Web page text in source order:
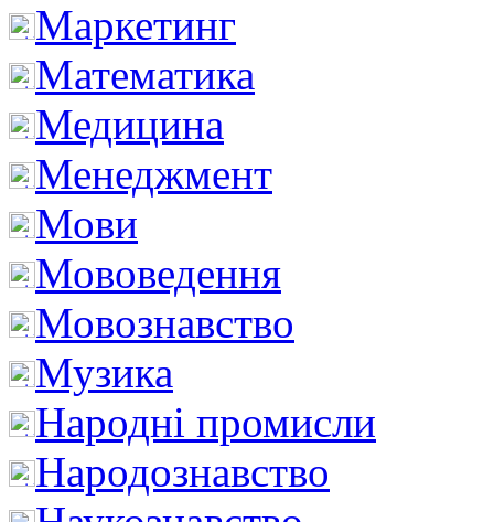
Маркетинг
Математика
Медицина
Менеджмент
Мови
Мововедення
Мовознавство
Музика
Народні промисли
Народознавство